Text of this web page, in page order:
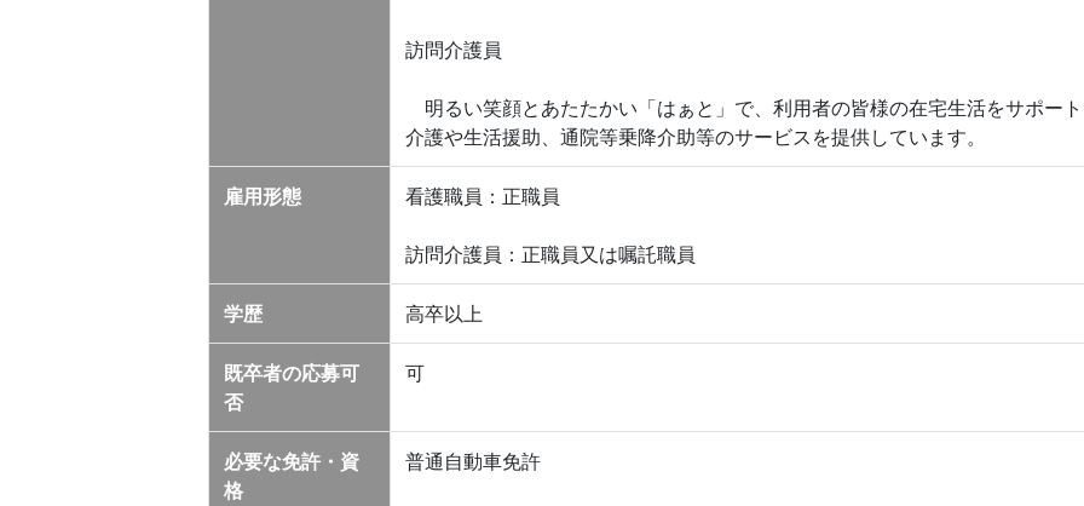
訪問介護員
明るい笑顔とあたたかい「はぁと」で、利用者の皆様の在宅生活をサポー
介護や生活援助、通院等乗降介助等のサービスを提供しています。
雇用形態 看護職員：正職員
訪問介護員：正職員又は嘱託職員
学歴 高卒以上
既卒者の応募可
否
可
必要な免許・資
格
普通自動車免許